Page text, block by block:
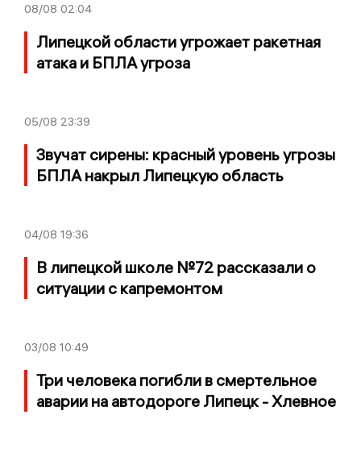
08/08 02:04
Липецкой области угрожает ракетная
атака и БПЛА угроза
05/08 23:39
Звучат сирены: красный уровень угрозы
БПЛА накрыл Липецкую область
04/08 19:36
В липецкой школе №72 рассказали о
ситуации с капремонтом
03/08 10:49
Три человека погибли в смертельное
аварии на автодороге Липецк - Хлевное